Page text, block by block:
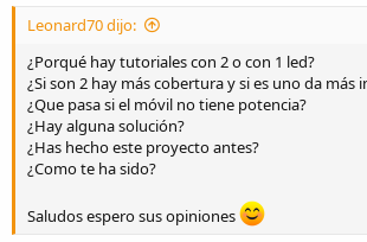
Leonard70 dijo:
¿Porqué hay tutoriales con 2 o con 1 led?
¿Si son 2 hay más cobertura y si es uno da más
¿Que pasa si el móvil no tiene potencia?
¿Hay alguna solución?
¿Has hecho este proyecto antes?
¿Como te ha sido?
Saludos espero sus opiniones